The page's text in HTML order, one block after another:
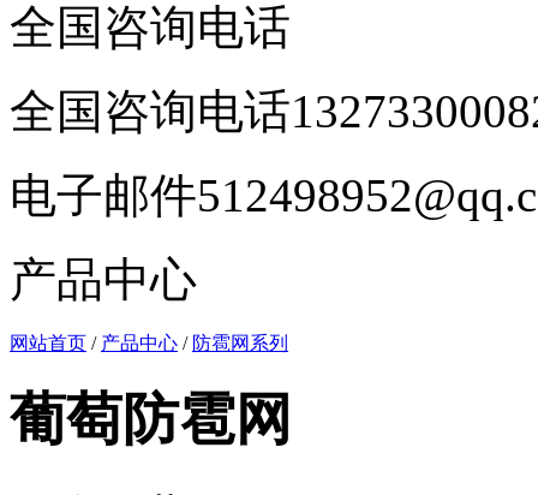
全国咨询电话
全国咨询电话
电子邮件
产品中心
网站首页 / 产品中心 / 防雹网系列
葡萄防雹网